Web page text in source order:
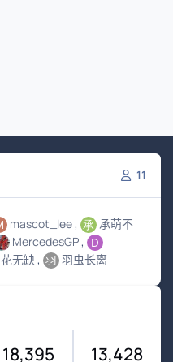
11
mascot_lee
承萌不
MercedesGP
花无缺 羽虫长离
18,395 13,428